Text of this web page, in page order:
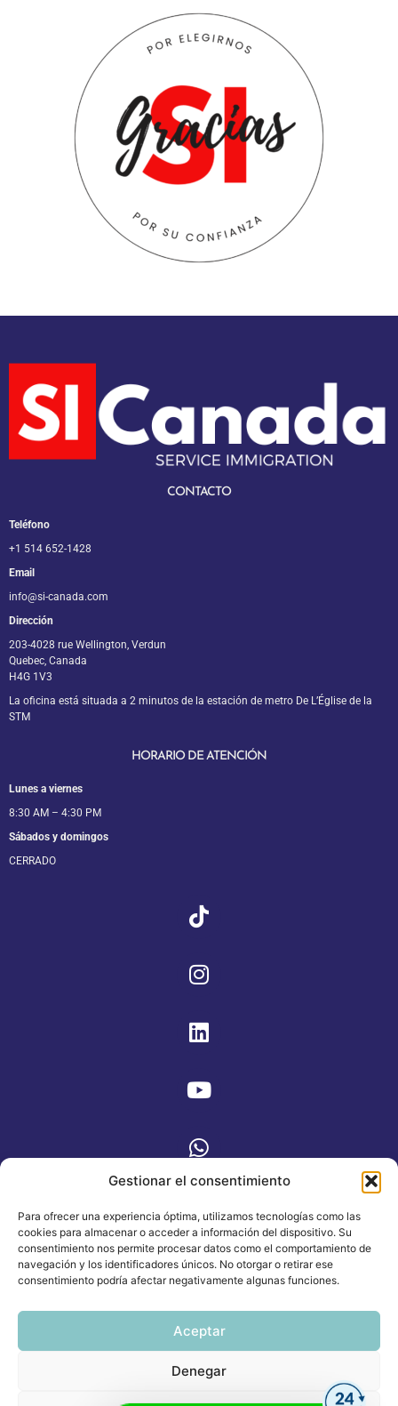
Gestionar el consentimiento
Para ofrecer una experiencia óptima, utilizamos tecnologías como las
cookies para almacenar o acceder a información del dispositivo. Su
consentimiento nos permite procesar datos como el comportamiento de
navegación y los identificadores únicos. No otorgar o retirar ese
consentimiento podría afectar negativamente algunas funciones.
Aceptar
Denegar
CONTACTO
Teléfono
+1 514 652-1428
Email
info@si-canada.com
Dirección
203-4028 rue Wellington, Verdun
Quebec, Canada
H4G 1V3
La oficina está situada a 2 minutos de la estación de metro De L’Église de la
STM
HORARIO DE ATENCIÓN
Lunes a viernes
8:30 AM – 4:30 PM
Sábados y domingos
CERRADO
QUIERO UNA CONSULTA MIGRATORIA
Quiénes somos Servicios